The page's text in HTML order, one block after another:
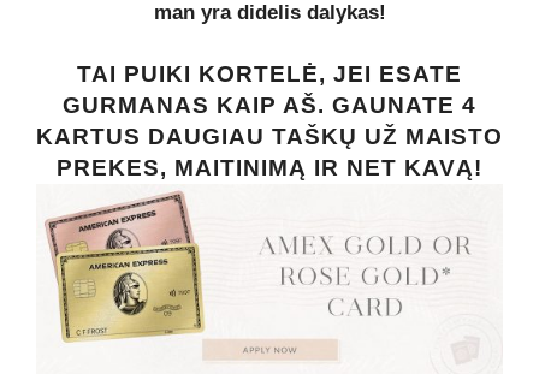
man yra didelis dalykas!
TAI PUIKI KORTELĖ, JEI ESATE
GURMANAS KAIP AŠ. GAUNATE 4
KARTUS DAUGIAU TAŠKŲ UŽ MAISTO
PREKES, MAITINIMĄ IR NET KAVĄ!